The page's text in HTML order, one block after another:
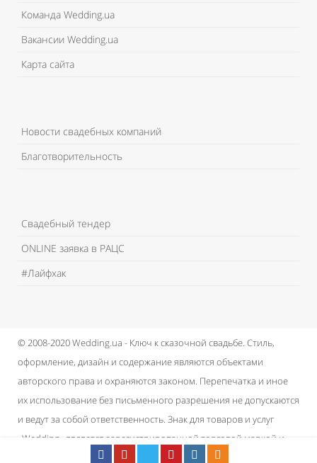
Команда Wedding.ua
Вакансии Wedding.ua
Карта сайта
Новости свадебных компаний
Благотворительность
Свадебный тендер
ONLINE заявка в РАЦС
#Лайфхак
© 2008-2020 Wedding.ua - Ключ к сказочной свадьбе. Стиль,
оформление, дизайн и содержание являются объектами
авторского права и охраняются законом. Перепечатка и иное
их использование без письменного разрешения не допускаются
и ведут за собой ответственность. Знак для товаров и услуг
«Wedding» является зарегистрированной торговой маркой и
принадлежит проекту.
Пользовательское соглашение